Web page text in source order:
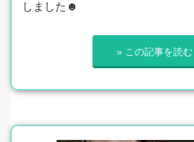
しました☻
» この記事を読む